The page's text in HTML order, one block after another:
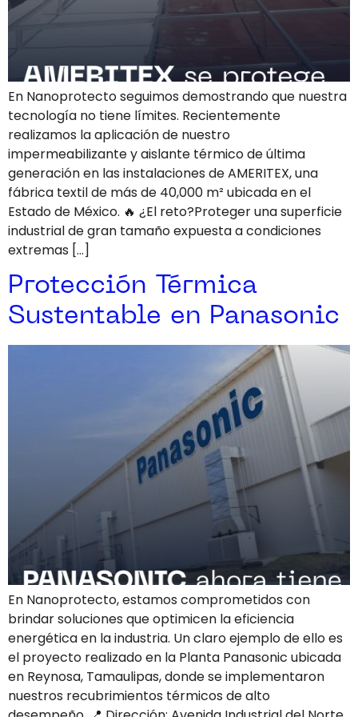
En Nanoprotecto seguimos demostrando que nuestra
tecnología no tiene límites. Recientemente
realizamos la aplicación de nuestro
impermeabilizante y aislante térmico de última
generación en las instalaciones de AMERITEX, una
fábrica textil de más de 40,000 m² ubicada en el
Estado de México. 🔥 ¿El reto?Proteger una superficie
industrial de gran tamaño expuesta a condiciones
extremas […]
Protección Térmica
Sustentable en Panasonic
En Nanoprotecto, estamos comprometidos con
brindar soluciones que optimicen la eficiencia
energética en la industria. Un claro ejemplo de ello es
el proyecto realizado en la Planta Panasonic ubicada
en Reynosa, Tamaulipas, donde se implementaron
nuestros recubrimientos térmicos de alto